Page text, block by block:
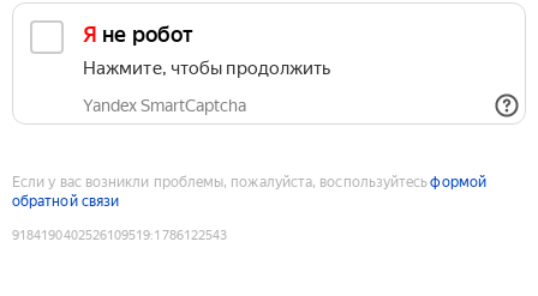
Я не робот
Нажмите, чтобы продолжить
Yandex SmartCaptcha
Если у вас возникли проблемы, пожалуйста, воспользуйтесьформой
обратной связи
9184190402526109519:1786122543